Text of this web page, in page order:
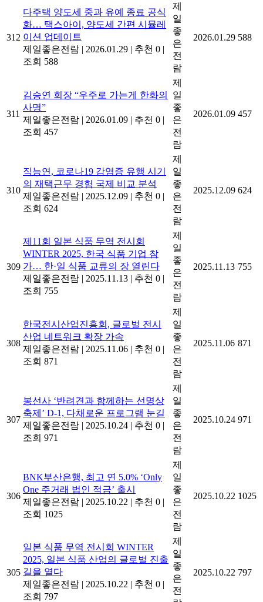
312
다주택 양도세 중과 유예 종료 공식
화… 택스아이, 양도세 간편 시뮬레
이션 업데이트
제일좋은전람 | 2026.01.29 | 추천 0 |
조회 588
제
일
좋
은
전
람
2026.01.29 588
311
김승연 회장 “우주로 가는게 한화의
사명”
제일좋은전람 | 2026.01.09 | 추천 0 |
조회 457
제
일
좋
은
전
람
2026.01.09 457
310
직능연, 코로나19 감염증 유행 시기
의 재택근무 경험 국제 비교 분석
제일좋은전람 | 2025.12.09 | 추천 0 |
조회 624
제
일
좋
은
전
람
2025.12.09 624
309
제11회 일본 식품 무역 전시회
WINTER 2025, 한국 식품 기업 참
가… 한·일 식품 교류의 장 열린다
제일좋은전람 | 2025.11.13 | 추천 0 |
조회 755
제
일
좋
은
전
람
2025.11.13 755
308
한국전시산업진흥회, 글로벌 전시
산업 네트워크 확장 가속
제일좋은전람 | 2025.11.06 | 추천 0 |
조회 871
제
일
좋
은
전
람
2025.11.06 871
307
봉선사 ‘반려견과 함께하는 선명상
축제’ D-1, 다채로운 프로그램 눈길
제일좋은전람 | 2025.10.24 | 추천 0 |
조회 971
제
일
좋
은
전
람
2025.10.24 971
306
BNK부산은행, 최고 연 5.0% ‘Only
One 주거래 법인 적금’ 출시
제일좋은전람 | 2025.10.22 | 추천 0 |
조회 1025
제
일
좋
은
전
람
2025.10.22 1025
305
일본 식품 무역 전시회 WINTER
2025, 일본 식품 산업의 글로벌 진출
길을 열다
제일좋은전람 | 2025.10.22 | 추천 0 |
조회 797
제
일
좋
은
전
2025.10.22 797